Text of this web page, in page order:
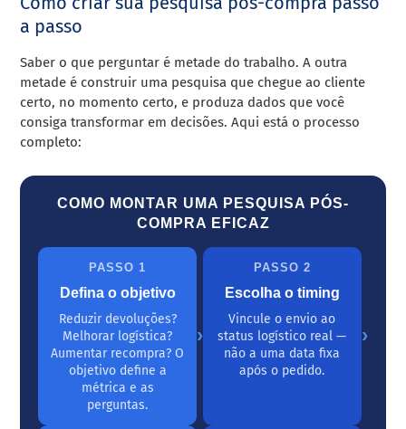
a passo
Saber o que perguntar é metade do trabalho. A outra
metade é construir uma pesquisa que chegue ao cliente
certo, no momento certo, e produza dados que você
consiga transformar em decisões. Aqui está o processo
completo:
COMO MONTAR UMA PESQUISA PÓS-
COMPRA EFICAZ
PASSO 1
Defina o objetivo
Reduzir devoluções?
Melhorar logística?
Aumentar recompra? O
objetivo define a
métrica e as
perguntas.
›
PASSO 2
Escolha o timing
Vincule o envio ao
status logístico real —
não a uma data fixa
após o pedido.
›